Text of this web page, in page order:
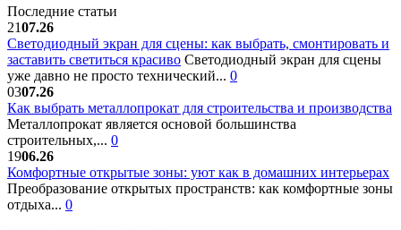
Последние статьи
2107.26
Светодиодный экран для сцены: как выбрать, смонтировать и
заставить светиться красиво Светодиодный экран для сцены
уже давно не просто технический... 0
0307.26
Как выбрать металлопрокат для строительства и производства
Металлопрокат является основой большинства
строительных,... 0
1906.26
Комфортные открытые зоны: уют как в домашних интерьерах
Преобразование открытых пространств: как комфортные зоны
отдыха... 0